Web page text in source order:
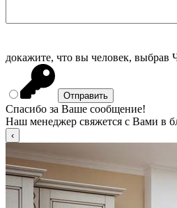
докажите, что вы человек, выбрав
Спасибо за Ваше сообщение!
Наш менеджер свяжется с Вами в